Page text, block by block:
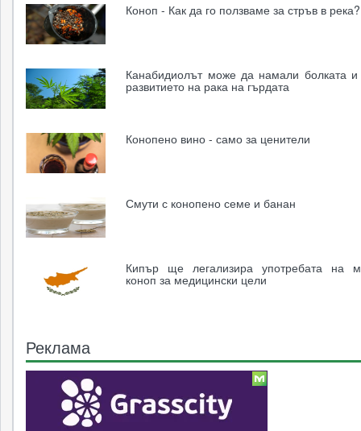
Коноп - Как да го ползваме за стръв в река?
Канабидиолът може да намали болката
развитието на рака на гърдата
Конопено вино - само за ценители
Смути с конопено семе и банан
Кипър ще легализира употребата на
коноп за медицински цели
Реклама